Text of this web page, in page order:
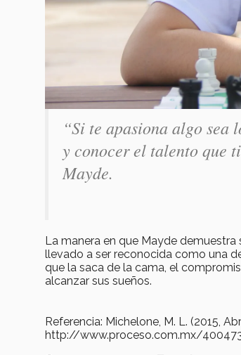
“Si te apasiona algo sea
y conocer el talento que
Mayde.
La manera en que Mayde
llevado a ser reconocida como una
que la saca de la cama, el
alcanzar sus sueños.
Referencia: Michelone, M. L. (2015,
http://www.proceso.com.mx/